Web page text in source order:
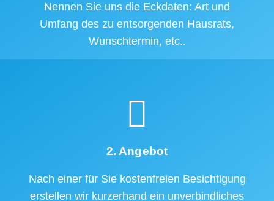
Nennen Sie uns die Eckdaten: Art und
Umfang des zu entsorgenden Hausrats,
Wunschtermin, etc..
2. Angebot
Nach einer für Sie kostenfreien Besichtigung
erstellen wir kurzerhand ein unverbindliches